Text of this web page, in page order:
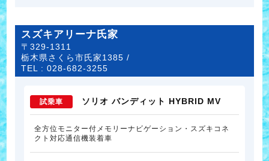
スズキアリーナ氏家
〒329-1311
栃木県さくら市氏家1385 /
TEL :028-682-3255
試乗車 ソリオ バンディット HYBRID MV
全方位モニター付メモリーナビゲーション・スズキコネ
クト対応通信機装着車